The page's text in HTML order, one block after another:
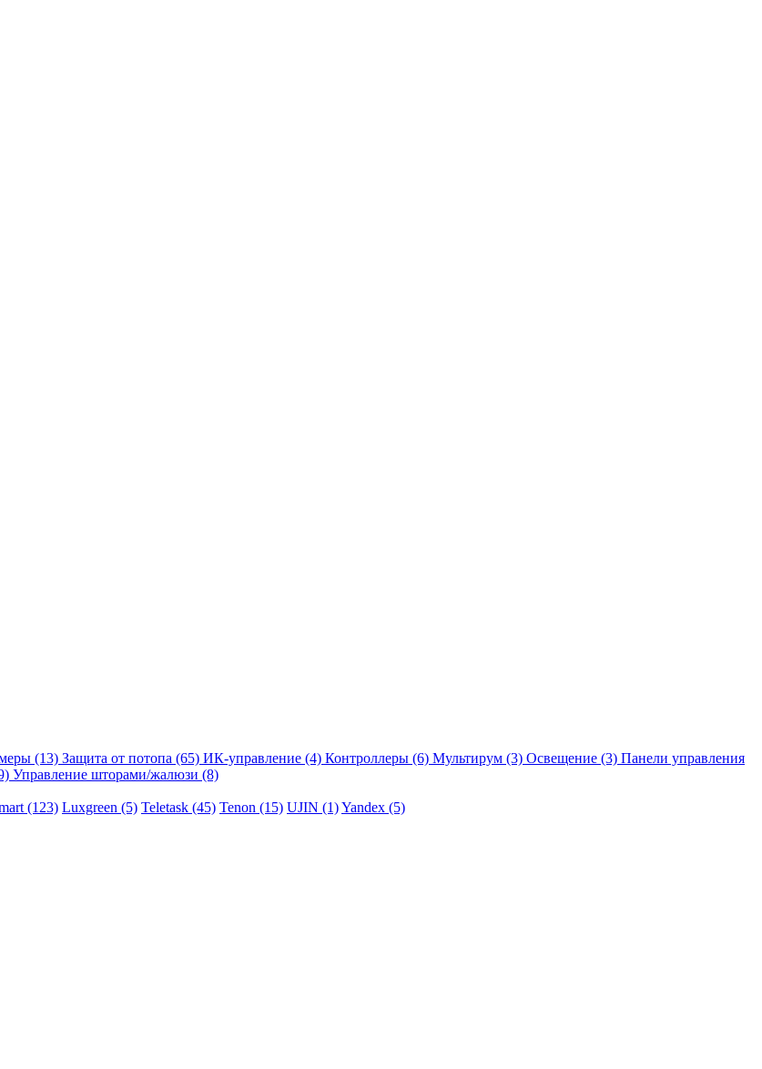
(13) Защита от потопа (65) ИК-управление (4) Контроллеры (6) Мультирум (3) Освещение (3) Панели управления
Управление шторами/жалюзи (8)
(123) Luxgreen (5) Teletask (45) Tenon (15) UJIN (1)Yandex (5)